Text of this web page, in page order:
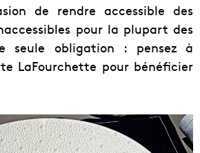
de rendre accessible des
pour la plupart des
seule obligation : pensez à
LaFourchette pour bénéficier